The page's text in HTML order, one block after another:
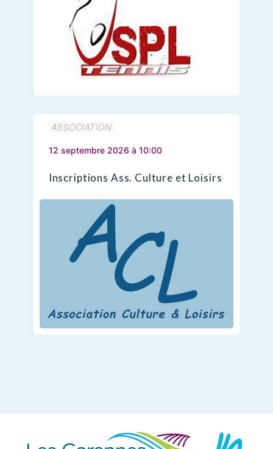
ASSOCIATION
12 septembre 2026 à 10:00
Inscriptions Ass. Culture et Loisirs